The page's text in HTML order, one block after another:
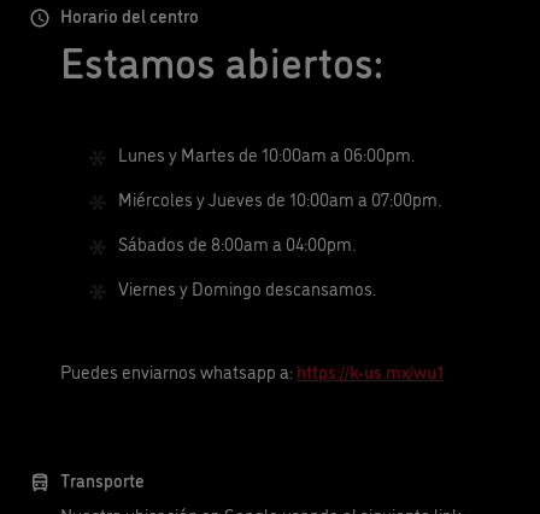
Horario del centro
Estamos abiertos:
Lunes y Martes de 10:00am a 06:00pm.
Miércoles y Jueves de 10:00am a 07:00pm.
Sábados de 8:00am a 04:00pm.
Viernes y Domingo descansamos.
Puedes enviarnos whatsapp a:https://k-us.mx/wu1
Transporte